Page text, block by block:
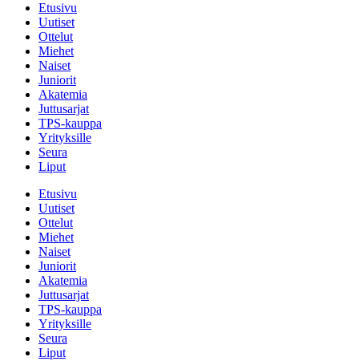
Etusivu
Uutiset
Ottelut
Miehet
Naiset
Juniorit
Akatemia
Juttusarjat
TPS-kauppa
Yrityksille
Seura
Liput
Etusivu
Uutiset
Ottelut
Miehet
Naiset
Juniorit
Akatemia
Juttusarjat
TPS-kauppa
Yrityksille
Seura
Liput